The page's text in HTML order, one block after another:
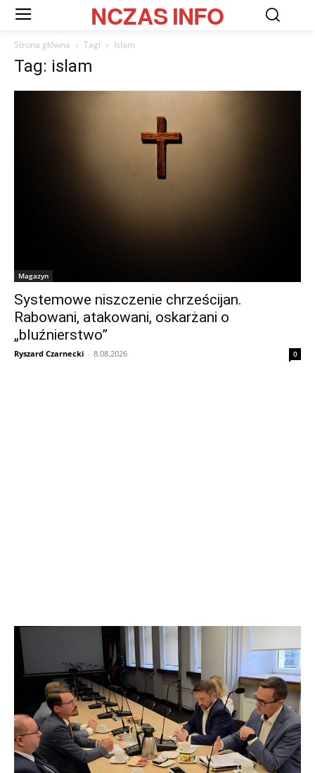
NCZASINFO
Strona główna Tagi Islam
Tag: islam
Magazyn
Systemowe niszczenie chrześcijan.
Rabowani, atakowani, oskarżani o
„bluźnierstwo”
Ryszard Czarnecki - 8.08.2026 0